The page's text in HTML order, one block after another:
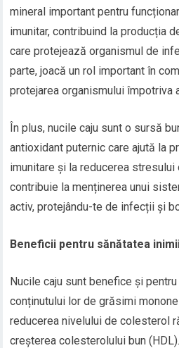
mineral important pentru
imunitar, contribuind la producția
care protejează organismul de
parte, joacă un rol important în
protejarea organismului împotriva
În plus, nucile caju sunt o sursă
antioxidant puternic care ajută la
imunitare și la reducerea stresului
contribuie la menținerea unui
activ, protejându-te de infecții și
Beneficii pentru sănătatea
Nucile caju sunt benefice și
conținutului lor de grăsimi
reducerea nivelului de colesterol
creșterea colesterolului bun